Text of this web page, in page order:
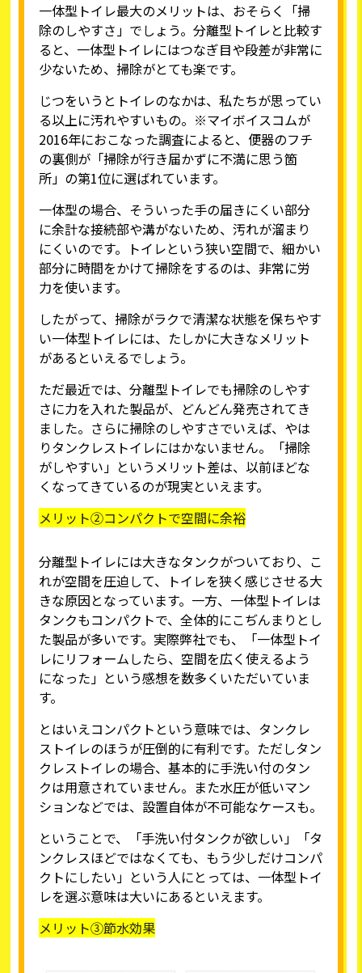
一体型トイレ最大のメリットは、おそらく「掃
除のしやすさ」でしょう。分離型トイレと比較す
ると、一体型トイレにはつなぎ目や段差が非常に
少ないため、掃除がとても楽です。
じつをいうとトイレのなかは、私たちが思ってい
る以上に汚れやすいもの。※マイボイスコムが
2016年におこなった調査によると、便器のフチ
の裏側が「掃除が行き届かずに不満に思う箇
所」の第1位に選ばれています。
一体型の場合、そういった手の届きにくい部分
に余計な接続部や溝がないため、汚れが溜まり
にくいのです。トイレという狭い空間で、細かい
部分に時間をかけて掃除をするのは、非常に労
力を使います。
したがって、掃除がラクで清潔な状態を保ちやす
い一体型トイレには、たしかに大きなメリット
があるといえるでしょう。
ただ最近では、分離型トイレでも掃除のしやす
さに力を入れた製品が、どんどん発売されてき
ました。さらに掃除のしやすさでいえば、やは
りタンクレストイレにはかないません。「掃除
がしやすい」というメリット差は、以前ほどな
くなってきているのが現実といえます。
メリット②コンパクトで空間に余裕
分離型トイレには大きなタンクがついており、こ
れが空間を圧迫して、トイレを狭く感じさせる大
きな原因となっています。一方、一体型トイレは
タンクもコンパクトで、全体的にこぢんまりとし
た製品が多いです。実際弊社でも、「一体型トイ
レにリフォームしたら、空間を広く使えるよう
になった」という感想を数多くいただいていま
す。
とはいえコンパクトという意味では、タンクレ
ストイレのほうが圧倒的に有利です。ただしタン
クレストイレの場合、基本的に手洗い付のタン
クは用意されていません。また水圧が低いマン
ションなどでは、設置自体が不可能なケースも。
ということで、「手洗い付タンクが欲しい」「タ
ンクレスほどではなくても、もう少しだけコンパ
クトにしたい」という人にとっては、一体型トイ
レを選ぶ意味は大いにあるといえます。
メリット③節水効果